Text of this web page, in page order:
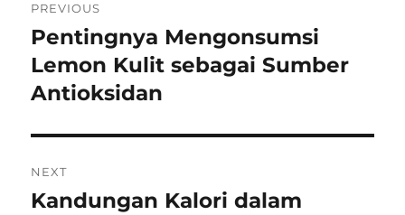
navigation
PREVIOUS
Previous
post:
Pentingnya Mengonsumsi
Lemon Kulit sebagai Sumber
Antioksidan
NEXT
Next
Kandungan Kalori dalam